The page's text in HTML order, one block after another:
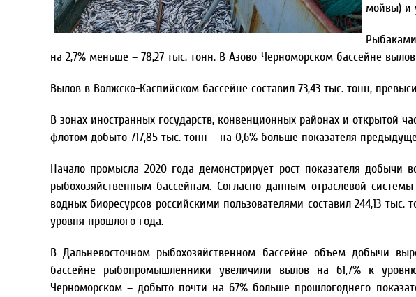
мойвы) и
на 2,7% меньше – 78,27 тыс. тонн. В Азово-Черноморском бассейне
Вылов в Волжско-Каспийском бассейне составил 73,43 тыс. тонн,
В зонах иностранных государств, конвенционных районах и открытой
флотом добыто 717,85 тыс. тонн – на 0,6% больше показателя
Начало промысла 2020 года демонстрирует рост показателя добычи
рыбохозяйственным бассейнам. Согласно данным отраслевой
водных биоресурсов российскими пользователями составил 244,13
уровня прошлого года.
В Дальневосточном рыбохозяйственном бассейне объем добычи
бассейне рыбопромышленники увеличили вылов на 61,7% к
Черноморском – добыто почти на 67% больше прошлогоднего